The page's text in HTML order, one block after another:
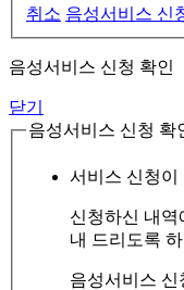
취소 음성서비스 신
음성서비스 신청 확인
닫기
음성서비스 신청 확
서비스 신청이
신청하신 내
내 드리도록
음성서비스 신